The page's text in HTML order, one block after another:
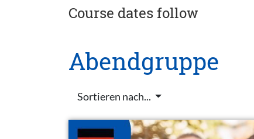
Course dates follow
Abendgruppe
Sortieren nach...